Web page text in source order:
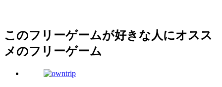
このフリーゲームが好きな人にオスス
メのフリーゲーム